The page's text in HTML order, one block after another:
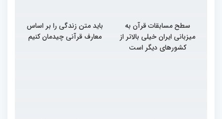
سطح مسابقات قرآن به
میزبانی ایران خیلی بالاتر از
کشورهای دیگر است
باید متن زندگی را بر اساس
معارف قرآنی چیدمان کنیم